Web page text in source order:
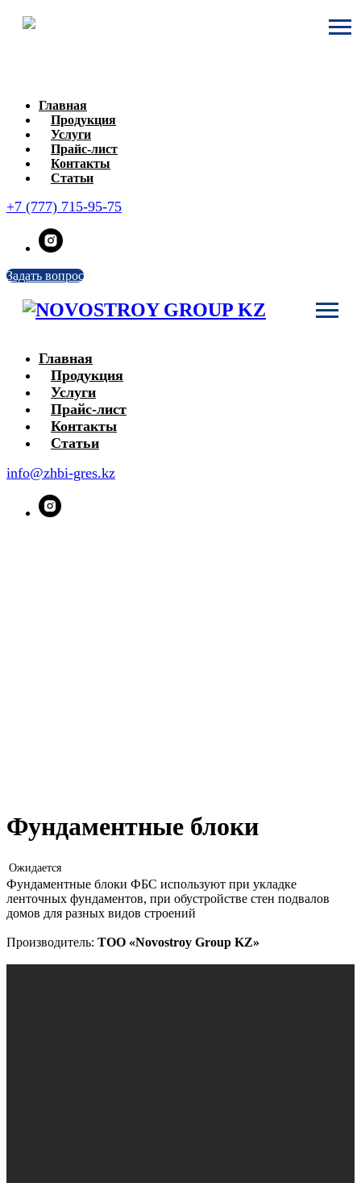
Главная
Продукция
Услуги
Прайс-лист
Контакты
Статьи
+7 (777) 715-95-75
Задать вопрос
Главная
Продукция
Услуги
Прайс-лист
Контакты
Статьи
info@zhbi-gres.kz
Фундаментные блоки
Фундаментные блоки ФБС используют при укладке
ленточных фундаментов, при обустройстве стен подвалов
домов для разных видов строений
Производитель: ТОО «Novostroy Group KZ»